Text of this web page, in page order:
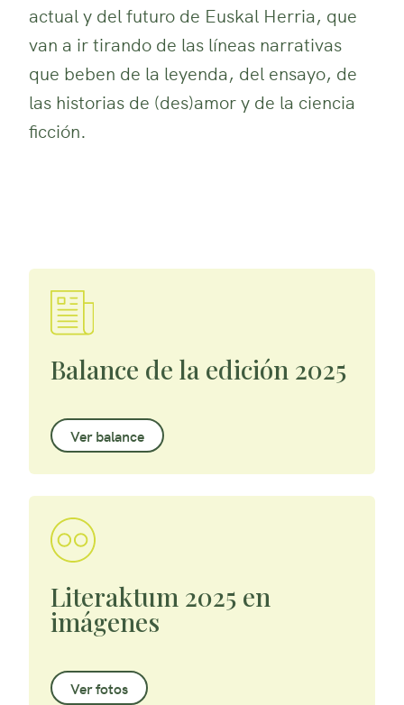
actual y del futuro de Euskal Herria, que
van a ir tirando de las líneas narrativas
que beben de la leyenda, del ensayo, de
las historias de (des)amor y de la ciencia
ficción.
Balance de la edición 2025
Ver balance
Literaktum 2025 en
imágenes
Ver fotos